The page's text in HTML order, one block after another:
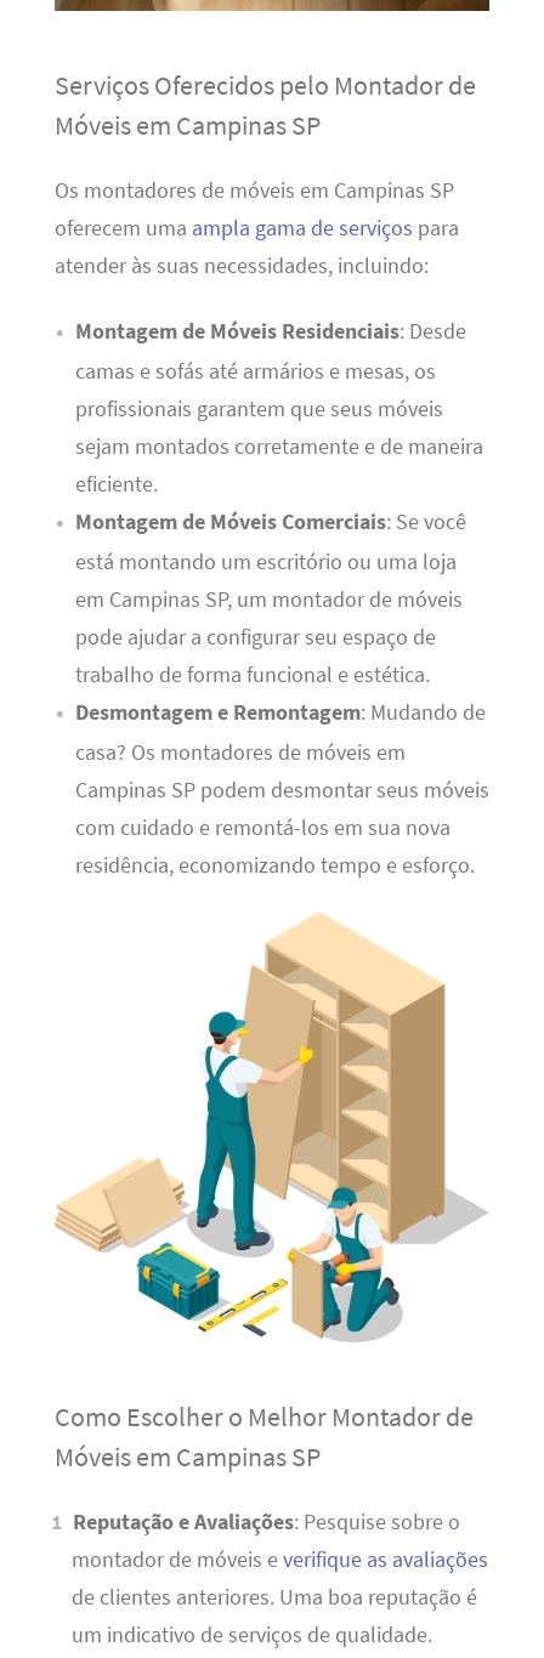
Serviços Oferecidos pelo Montador de
Móveis em Campinas SP
Os montadores de móveis em Campinas SP
oferecem uma ampla gama de serviços para
atender às suas necessidades, incluindo:
Montagem de Móveis Residenciais: Desde
camas e sofás até armários e mesas, os
profissionais garantem que seus móveis
sejam montados corretamente e de maneira
eficiente.
Montagem de Móveis Comerciais: Se você
está montando um escritório ou uma loja
em Campinas SP, um montador de móveis
pode ajudar a configurar seu espaço de
trabalho de forma funcional e estética.
Desmontagem e Remontagem: Mudando de
casa? Os montadores de móveis em
Campinas SP podem desmontar seus móveis
com cuidado e remontá-los em sua nova
residência, economizando tempo e esforço.
Como Escolher o Melhor Montador de
Móveis em Campinas SP
Reputação e Avaliações: Pesquise sobre o
montador de móveis everifique as avaliações
de clientes anteriores. Uma boa reputação é
um indicativo de serviços de qualidade.